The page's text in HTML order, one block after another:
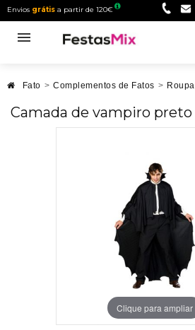
Envios grátis a partir de 120€
Fato > Complementos de Fatos >
Camada de vampiro preto
Clique para ampliar